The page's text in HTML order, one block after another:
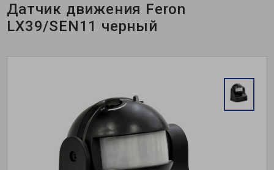
Датчик движения Feron
LX39/SEN11 черный